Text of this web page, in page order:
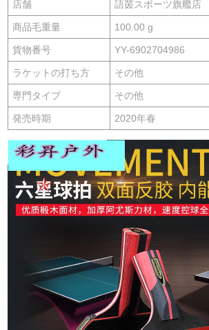
店舗 語茵スポーツ旗艦店
商品毛重量 100.00 g
貨物番号 YY-6902704986
ラケットの打ち方 その他
専門タイプ その他
発売時期 2020年春